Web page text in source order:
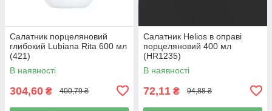
Салатник порцеляновий
глибокий Lubiana Rita 600 мл
(421)
В наявності
304,60 ₴ 400,79 ₴
Салатник Helios в оправі
порцеляновий 400 мл
(HR1235)
В наявності
72,11 ₴ 94,88 ₴